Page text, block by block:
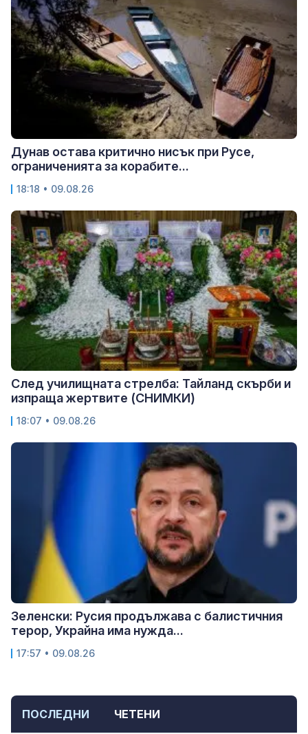
ПОСЛЕДНИ ЧЕТЕНИ
Дунав остава критично нисък при Русе,
ограниченията за корабите...
18:18 • 09.08.26
След училищната стрелба: Тайланд скърби и
изпраща жертвите (СНИМКИ)
18:07 • 09.08.26
Зеленски: Русия продължава с балистичния
терор, Украйна има нужда...
17:57 • 09.08.26